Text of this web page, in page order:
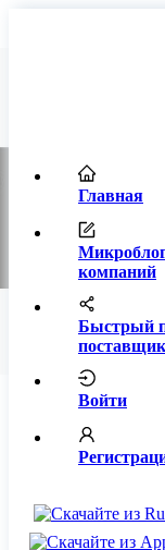
Главная
компаний
Быстрый
Войти
11
Винты
Винты
концом,
сверления.
и
без
D3, D4.